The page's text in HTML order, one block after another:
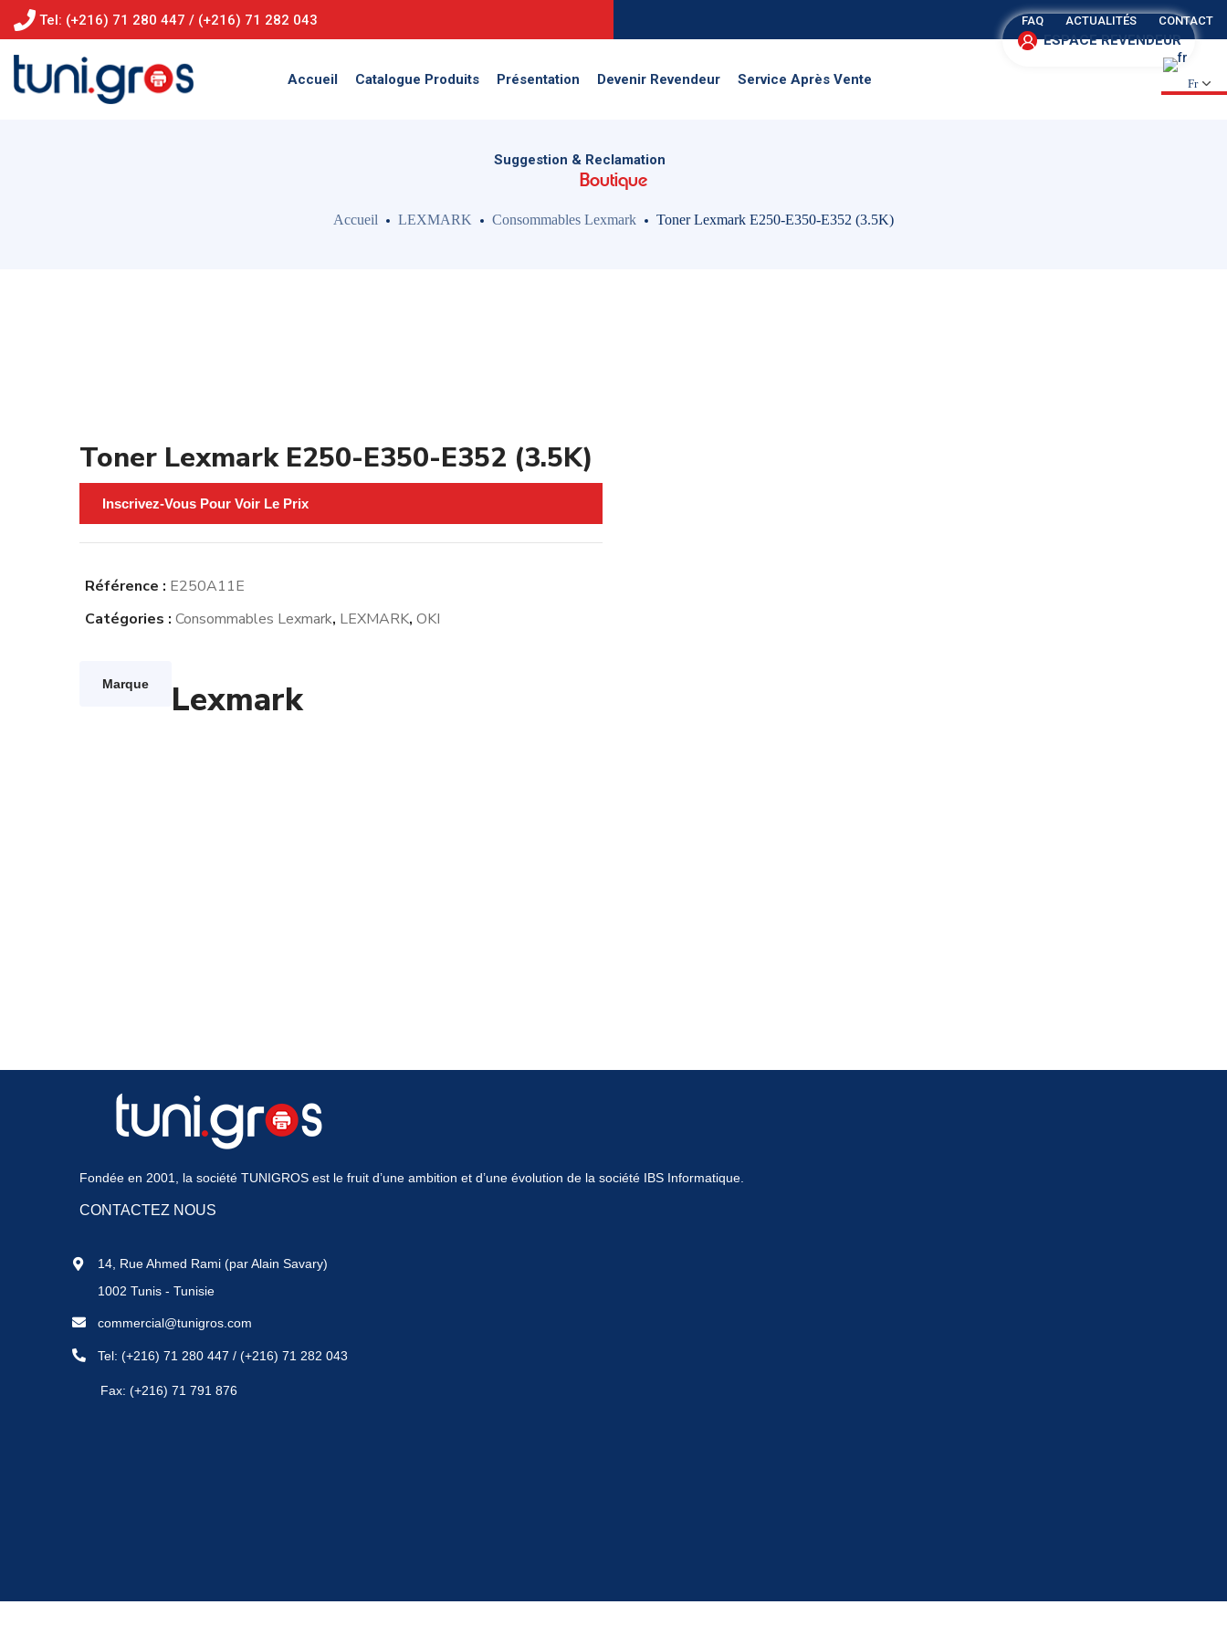
Tel: (+216) 71 280 447 / (+216) 71 282 043 FAQ ACTUALITÉS CONTACT
Accueil Catalogue Produits Présentation Devenir Revendeur Service Après Vente
Suggestion & Reclamation
ESPACE REVENDEUR
Fr
Suggestion & Reclamation
Boutique
Accueil LEXMARK Consommables Lexmark Toner Lexmark E250-E350-E352 (3.5K)
Toner Lexmark E250-E350-E352 (3.5K)
Inscrivez-Vous Pour Voir Le Prix
Référence : E250A11E
Catégories : Consommables Lexmark, LEXMARK, OKI
Marque Lexmark
Fondée en 2001, la société TUNIGROS est le fruit d’une ambition et d’une évolution de la société IBS Informatique.
CONTACTEZ NOUS
14, Rue Ahmed Rami (par Alain Savary)
1002 Tunis - Tunisie
commercial@tunigros.com
Tel: (+216) 71 280 447 / (+216) 71 282 043
Fax: (+216) 71 791 876